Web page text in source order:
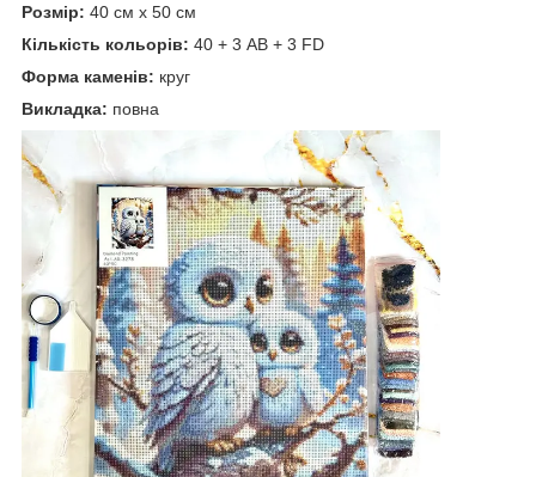
Розмір: 40 см х 50 см
Кількість кольорів: 40 + 3 AB + 3 FD
Форма каменів: круг
Викладка: повна